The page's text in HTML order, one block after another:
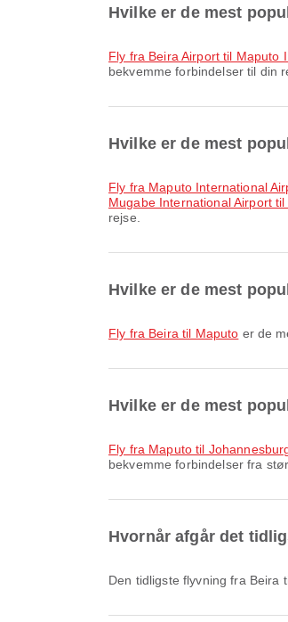
Hvilke er de mest
fly fra Beira Airport til Maputo
bekvemme forbindelser til din
Hvilke er de mest
fly fra Maputo International
Mugabe International Airport
rejse.
Hvilke er de mest
fly fra Beira til Maputo er de
Hvilke er de mest
fly fra Maputo til
bekvemme forbindelser fra
Hvornår afgår det
Den tidligste flyvning fra